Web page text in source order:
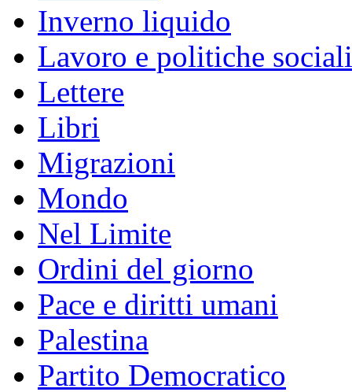
Inverno liquido
Lavoro e politiche sociali
Lettere
Libri
Migrazioni
Mondo
Nel Limite
Ordini del giorno
Pace e diritti umani
Palestina
Partito Democratico